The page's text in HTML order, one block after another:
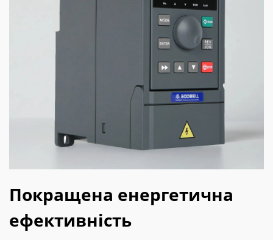
Покращена енергетична
ефективність